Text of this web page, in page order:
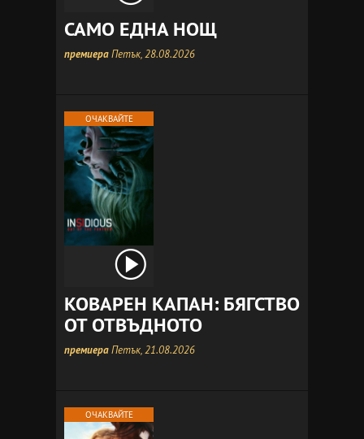
САМО ЕДНА НОЩ
премиераПетък, 28.08.2026
ОЧАКВАЙТЕ
КОВАРЕН КАПАН: БЯГСТВО
ОТ ОТВЪДНОТО
премиераПетък, 21.08.2026
ОЧАКВАЙТЕ